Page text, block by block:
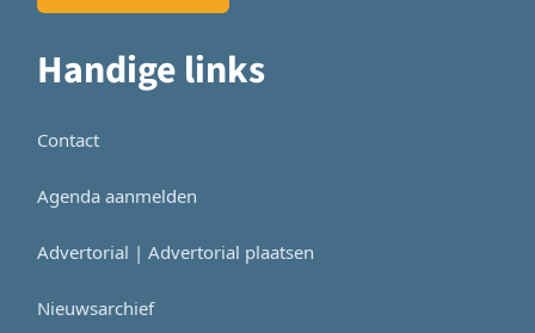
Handige links
Contact
Agenda aanmelden
Advertorial | Advertorial plaatsen
Nieuwsarchief